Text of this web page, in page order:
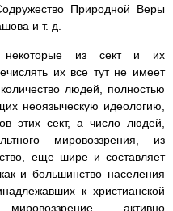
Природной Веры
и т. д.
некоторые из сект и их
их все тут не имеет
людей, полностью
неоязыческую идеологию,
этих сект, а число людей,
мировоззрения, из
еще шире и составляет
и большинство населения
к христианской
активно